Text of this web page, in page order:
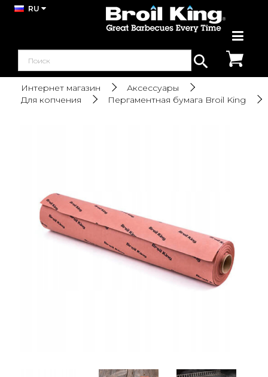
RU
Интернет магазин
Аксессуары
Для копчения
Пергаментная бумага Broil King